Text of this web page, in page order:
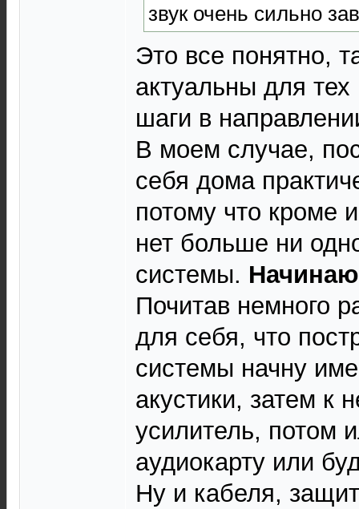
звук очень сильно
Это все понятно,
актуальны для
шаги в
В моем случае,
себя дома
потому что кроме
нет больше ни
системы.
Почитав немного
для себя, что
системы начну
акустики, затем к
усилитель, потом
аудиокарту или
Ну и кабеля,